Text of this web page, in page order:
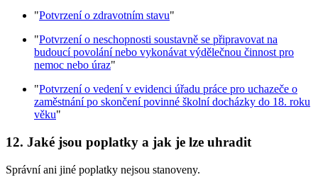
"Potvrzení o zdravotním stavu"
"Potvrzení o neschopnosti soustavně se připravovat na
budoucí povolání nebo vykonávat výdělečnou činnost pro
nemoc nebo úraz"
"Potvrzení o vedení v evidenci úřadu práce pro uchazeče o
zaměstnání po skončení povinné školní docházky do 18. roku
věku"
12. Jaké jsou poplatky a jak je lze uhradit
Správní ani jiné poplatky nejsou stanoveny.